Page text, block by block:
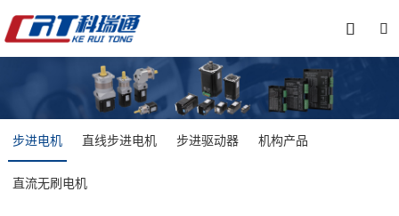


步进电机 直线步进电机 步进驱动器 机构产品
直流无刷电机